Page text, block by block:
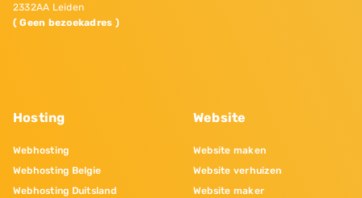
2332AA Leiden
( Geen bezoekadres )
Hosting
Webhosting
Webhosting Belgie
Webhosting Duitsland
Website
Website maken
Website verhuizen
Website maker